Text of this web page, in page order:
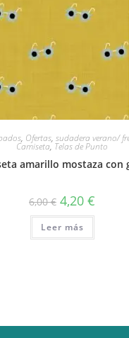
, Ofertas, sudadera verano/
Camiseta, Telas de Punto
amarillo mostaza con
6,00€ El
precio
original
era:
6,00 €.
4,20 €
Leer más